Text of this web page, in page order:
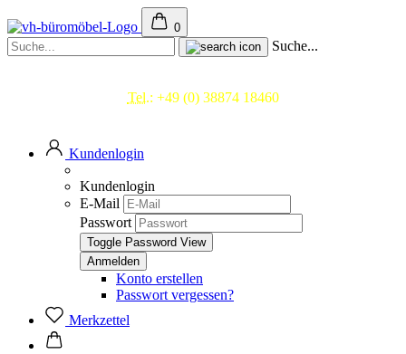
0
Suche...
Tel.: +49 (0) 38874 18460
Kundenlogin
Kundenlogin
E-Mail
Passwort
Toggle Password View
Konto erstellen
Passwort vergessen?
Merkzettel